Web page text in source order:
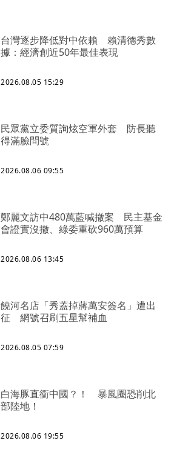
台灣逐步降低對中依賴 賴清德秀數
據：經濟創近50年最佳表現
2026.08.05 15:29
民眾黨立委質詢炫空軍外套 防長聽
得滿臉問號
2026.08.06 09:55
鄭麗文訪中480萬藍喊撤案 民主基金
會證實沒撤、綠委重砍960萬預算
2026.08.06 13:45
饒河名店「秀蓋掉蔣萬安簽名」遭出
征 網號召刷五星幫補血
2026.08.05 07:59
白海豚直衝中國？！ 暴風圈恐削北
部陸地！
2026.08.06 19:55